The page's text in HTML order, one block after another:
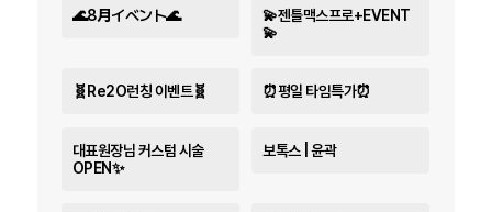
🌊8月イベント🌊
💫젠틀맥스프로+EVENT
💫
🧬Re2O런칭 이벤트🧬 ⏰평일 타임특가⏰
대표원장님 커스텀 시술
OPEN✨
보톡스 | 윤곽